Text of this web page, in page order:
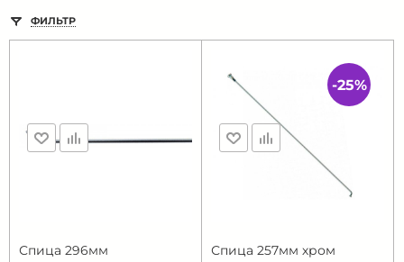
ФИЛЬТР
Спица 296мм Спица 257мм хром
-25%